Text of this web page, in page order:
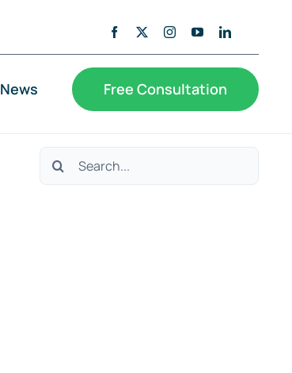
News Free Consultation
Search